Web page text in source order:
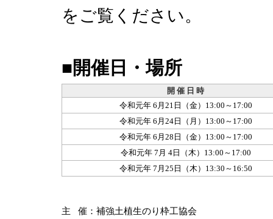
をご覧ください。
■開催日・場所
開 催 日 時
令和元年 6月21日（金）13:00～17:00
令和元年 6月24日（月）13:00～17:00
令和元年 6月28日（金）13:00～17:00
令和元年 7月 4日（木）13:00～17:00
令和元年 7月25日（木）13:30～16:50
主 催：補強土植生のり枠工協会